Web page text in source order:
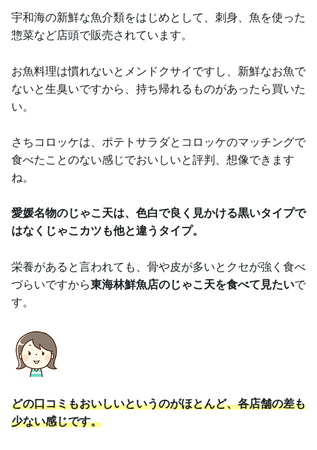
宇和海の新鮮な魚介類をはじめとして、刺身、魚を使った
惣菜など店頭で販売されています。
お魚料理は慣れないとメンドクサイですし、新鮮なお魚で
ないと生臭いですから、持ち帰れるものがあったら買いた
い。
さちコロッケは、ポテトサラダとコロッケのマッチングで
食べたことのない感じでおいしいと評判、想像できます
ね。
愛媛名物のじゃこ天は、色白で良く見かける黒いタイプで
はなくじゃこカツも他と違うタイプ。
栄養があると言われても、骨や皮が多いとクセが強く食べ
づらいですから東海林鮮魚店のじゃこ天を食べて見たいで
す。
どの口コミもおいしいというのがほとんど、各店舗の差も
少ない感じです。